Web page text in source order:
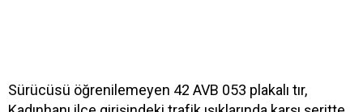
Sürücüsü öğrenilemeyen 42 AVB 053 plakalı tır,